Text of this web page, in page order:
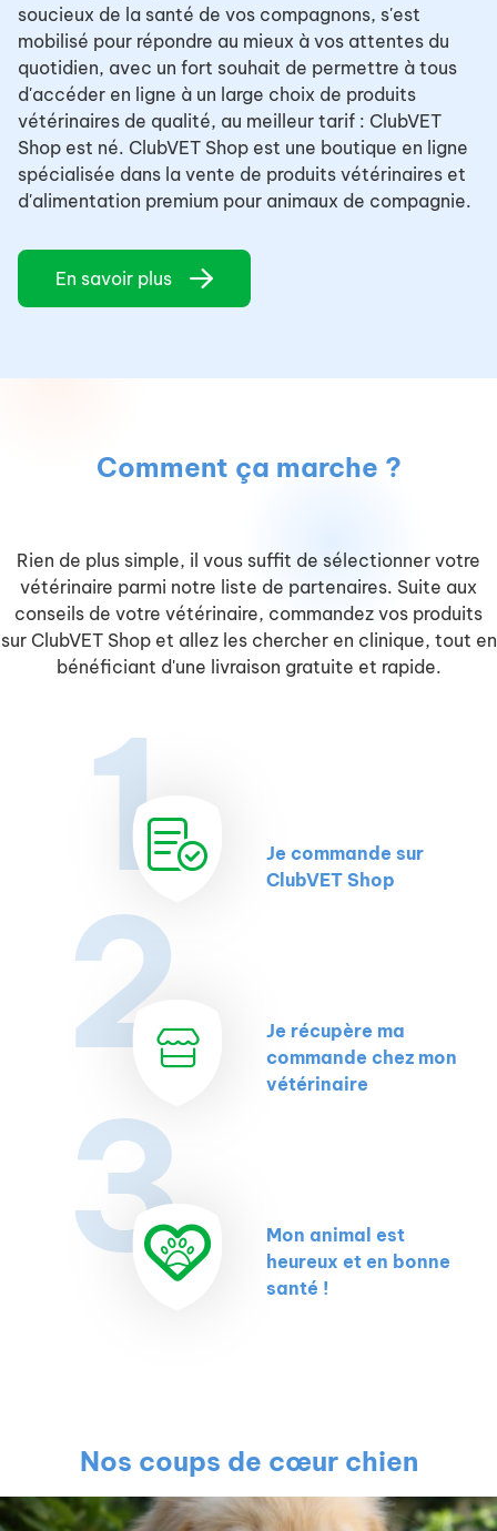
soucieux de la santé de vos compagnons, s'est
mobilisé pour répondre au mieux à vos attentes du
quotidien, avec un fort souhait de permettre à tous
d'accéder en ligne à un large choix de produits
vétérinaires de qualité, au meilleur tarif : ClubVET
Shop est né. ClubVET Shop est une boutique en ligne
spécialisée dans la vente de produits vétérinaires et
d'alimentation premium pour animaux de compagnie.
En savoir plus
Comment ça marche ?
Rien de plus simple, il vous suffit de sélectionner votre
vétérinaire parmi notre liste de partenaires. Suite aux
conseils de votre vétérinaire, commandez vos produits
sur ClubVET Shop et allez les chercher en clinique, tout en
bénéficiant d'une livraison gratuite et rapide.
1
Je commande sur
ClubVET Shop
2
Je récupère ma
commande chez mon
vétérinaire
3
Mon animal est
heureux et en bonne
santé !
Nos coups de cœur chien